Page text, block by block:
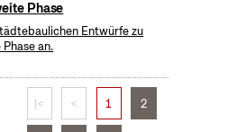
Phase
Entwürfe zu
an.
|< < 1 2